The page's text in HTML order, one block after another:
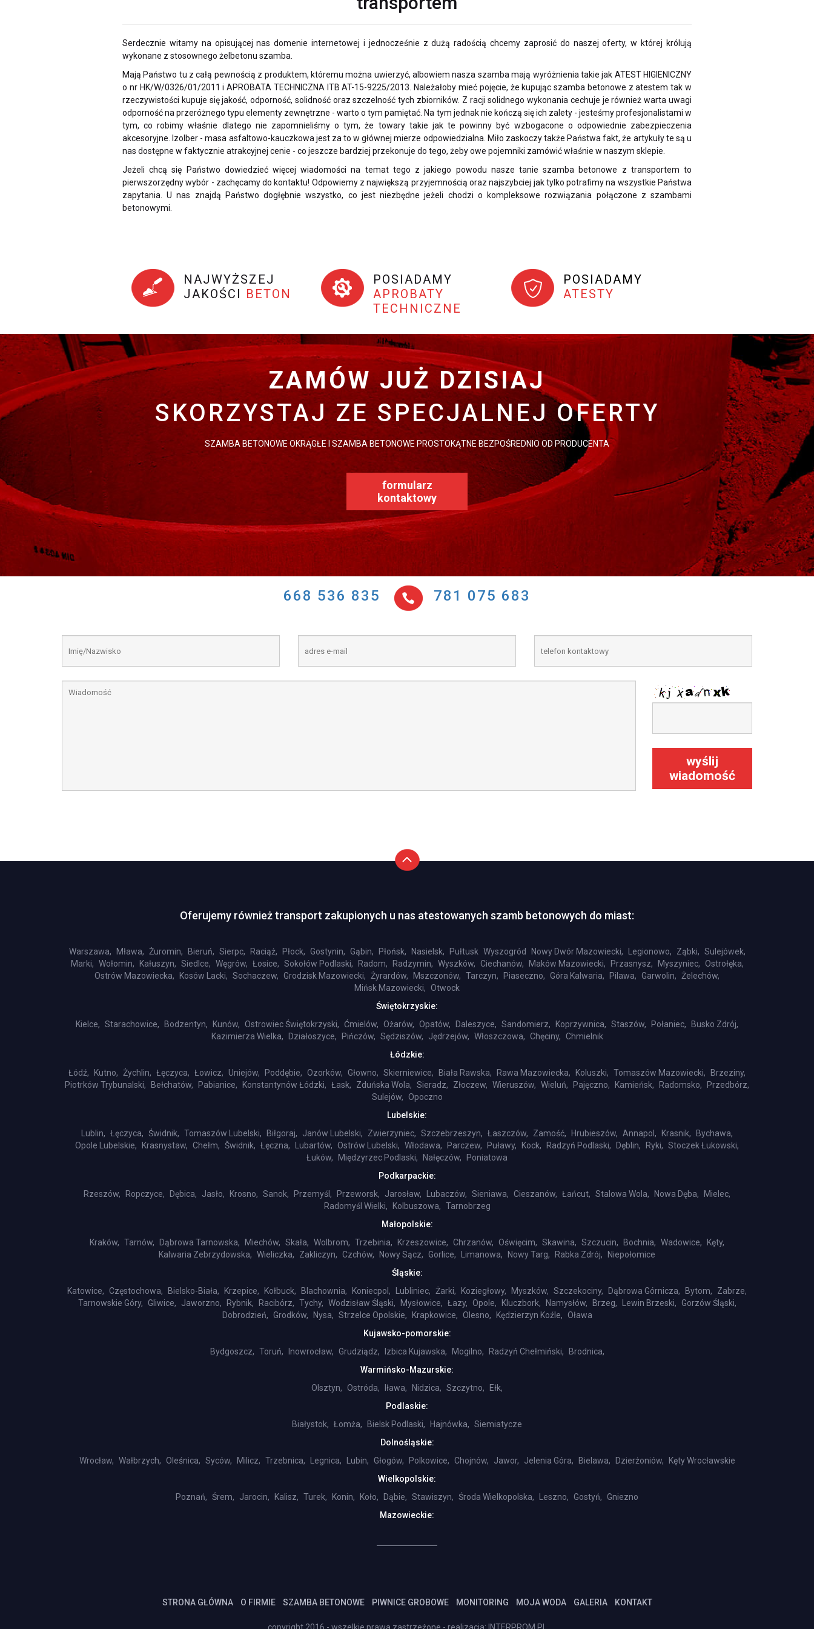
Serdecznie witamy na opisującej nas domenie internetowej i jednocześnie z dużą radością chcemy zaprosić do naszej oferty, w której królują
wykonane z stosownego żelbetonu szamba.
Mają Państwo tu z całą pewnością z produktem, któremu można uwierzyć, albowiem nasza szamba mają wyróżnienia takie jak ATEST HIGIENICZNY
o nr HK/W/0326/01/2011 i APROBATA TECHNICZNA ITB AT-15-9225/2013. Należałoby mieć pojęcie, że kupując szamba betonowe z atestem tak w
rzeczywistości kupuje się jakość, odporność, solidność oraz szczelność tych zbiorników. Z racji solidnego wykonania cechuje je również warta uwagi
odporność na przeróżnego typu elementy zewnętrzne - warto o tym pamiętać. Na tym jednak nie kończą się ich zalety - jesteśmy profesjonalistami w
tym, co robimy właśnie dlatego nie zapomnieliśmy o tym, że towary takie jak te powinny być wzbogacone o odpowiednie zabezpieczenia
akcesoryjne. Izolber - masa asfaltowo-kauczkowa jest za to w głównej mierze odpowiedzialna. Miło zaskoczy także Państwa fakt, że artykuły te są u
nas dostępne w faktycznie atrakcyjnej cenie - co jeszcze bardziej przekonuje do tego, żeby owe pojemniki zamówić właśnie w naszym sklepie.
Jeżeli chcą się Państwo dowiedzieć więcej wiadomości na temat tego z jakiego powodu nasze tanie szamba betonowe z transportem to
pierwszorzędny wybór - zachęcamy do kontaktu! Odpowiemy z największą przyjemnością oraz najszybciej jak tylko potrafimy na wszystkie Państwa
zapytania. U nas znajdą Państwo dogłębnie wszystko, co jest niezbędne jeżeli chodzi o kompleksowe rozwiązania połączone z szambami
betonowymi.
NAJWYŻSZEJ
JAKOŚCI BETON
POSIADAMY
APROBATY
TECHNICZNE
POSIADAMY
ATESTY
ZAMÓW JUŻ DZISIAJ
SKORZYSTAJ ZE SPECJALNEJ OFERTY
SZAMBA BETONOWE OKRĄGŁE I SZAMBA BETONOWE PROSTOKĄTNE BEZPOŚREDNIO OD PRODUCENTA
formularz
kontaktowy
668 536 835 781 075 683
wyślij
wiadomość
Oferujemy również transport zakupionych u nas atestowanych szamb betonowych do miast:
Warszawa, Mława, Żuromin, Bieruń, Sierpc, Raciąż, Płock, Gostynin, Gąbin, Płońsk, Nasielsk, Pułtusk Wyszogród Nowy Dwór Mazowiecki, Legionowo, Ząbki, Sulejówek,
Marki, Wołomin, Kałuszyn, Siedlce, Węgrów, Łosice, Sokołów Podlaski, Radom, Radzymin, Wyszków, Ciechanów, Maków Mazowiecki, Przasnysz, Myszyniec, Ostrołęka,
Ostrów Mazowiecka,
Kosów Lacki, Sochaczew, Grodzisk Mazowiecki, Żyrardów, Mszczonów, Tarczyn, Piaseczno, Góra Kalwaria, Pilawa, Garwolin, Żelechów,
Mińsk Mazowiecki, Otwock
Świętokrzyskie:
Kielce, Starachowice, Bodzentyn, Kunów, Ostrowiec Świętokrzyski, Ćmielów, Ożarów, Opatów, Daleszyce, Sandomierz, Koprzywnica, Staszów, Połaniec,
Busko Zdrój,
Kazimierza Wielka,
Działoszyce, Pińczów, Sędziszów, Jędrzejów, Włoszczowa, Chęciny, Chmielnik
Łódzkie:
Łódź,
Kutno, Żychlin, Łęczyca, Łowicz, Uniejów, Poddębie, Ozorków, Głowno, Skierniewice, Biała Rawska, Rawa Mazowiecka, Koluszki, Tomaszów Mazowiecki,
Brzeziny,
Piotrków Trybunalski,
Bełchatów, Pabianice, Konstantynów Łódzki, Łask, Zduńska Wola, Sieradz, Złoczew, Wieruszów, Wieluń, Pajęczno, Kamieńsk, Radomsko,
Przedbórz,
Sulejów, Opoczno
Lubelskie:
Lublin, Łęczyca, Świdnik, Tomaszów Lubelski, Biłgoraj, Janów Lubelski, Zwierzyniec, Szczebrzeszyn, Łaszczów, Zamość, Hrubieszów, Annapol, Krasnik,
Bychawa,
Opole Lubelskie,
Krasnystaw, Chełm, Šwidnik, Łęczna, Lubartów, Ostrów Lubelski, Włodawa, Parczew, Puławy, Kock, Radzyń Podlaski, Dęblin, Ryki, Stoczek Łukowski,
Łuków,
Międzyrzec Podlaski, Nałęczów,
Poniatowa
Podkarpackie:
Rzeszów,
Ropczyce, Dębica, Jasło, Krosno, Sanok, Przemyśl, Przeworsk, Jarosław, Lubaczów, Sieniawa, Cieszanów, Łańcut, Stalowa Wola, Nowa Dęba,
Mielec,
Radomyśl Wielki,
Kolbuszowa, Tarnobrzeg
Małopolskie:
Kraków, Tarnów, Dąbrowa Tarnowska, Miechów, Skała, Wolbrom, Trzebinia, Krzeszowice, Chrzanów, Oświęcim, Skawina, Szczucin, Bochnia, Wadowice,
Kęty,
Kalwaria Zebrzydowska, Wieliczka, Zakliczyn, Czchów, Nowy Sącz, Gorlice, Limanowa, Nowy Targ, Rabka Zdrój,
Niepołomice
Śląskie:
Katowice, Częstochowa, Bielsko-Biała, Krzepice, Kołbuck, Blachownia, Koniecpol, Lubliniec, Żarki, Koziegłowy, Myszków, Szczekociny, Dąbrowa Górnicza, Bytom,
Zabrze,
Tarnowskie Góry, Gliwice, Jaworzno, Rybnik, Racibórz, Tychy, Wodzisław Śląski, Mysłowice, Łazy, Opole, Kluczbork, Namysłów, Brzeg, Lewin Brzeski, Gorzów Śląski,
Dobrodzień, Grodków, Nysa, Strzelce Opolskie, Krapkowice, Olesno, Kędzierzyn Koźle, Oława
Kujawsko-pomorskie:
Bydgoszcz, Toruń, Inowrocław, Grudziądz, Izbica Kujawska, Mogilno, Radzyń Chełmiński,
Brodnica,
Warmińsko-Mazurskie:
Olsztyn, Ostróda, Iława, Nidzica, Szczytno,
Ełk,
Podlaskie:
Białystok, Łomża, Bielsk Podlaski, Hajnówka, Siemiatycze
Dolnośląskie:
Wrocław, Wałbrzych, Oleśnica, Syców, Milicz, Trzebnica, Legnica, Lubin, Głogów, Polkowice, Chojnów, Jawor, Jelenia Góra, Bielawa, Dzierżoniów,
Kęty Wrocławskie
Wielkopolskie:
Poznań, Śrem, Jarocin, Kalisz, Turek, Konin, Koło, Dąbie, Stawiszyn, Środa Wielkopolska, Leszno, Gostyń, Gniezno
Mazowieckie:
STRONA GŁÓWNA O FIRMIE SZAMBA BETONOWE PIWNICE GROBOWE MONITORING MOJA WODA GALERIA KONTAKT